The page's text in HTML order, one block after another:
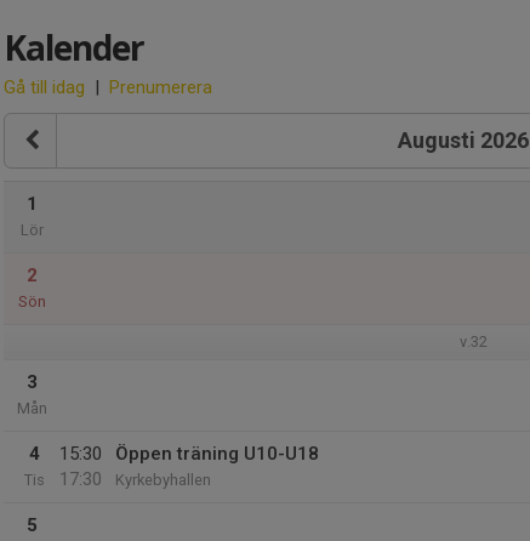
Kalender
Gå till idag | Prenumerera
Augusti 2026
1
Lör
2
Sön
v.32
3
Mån
4
Tis
15:30
17:30
Öppen träning U10-U18
Kyrkebyhallen
5